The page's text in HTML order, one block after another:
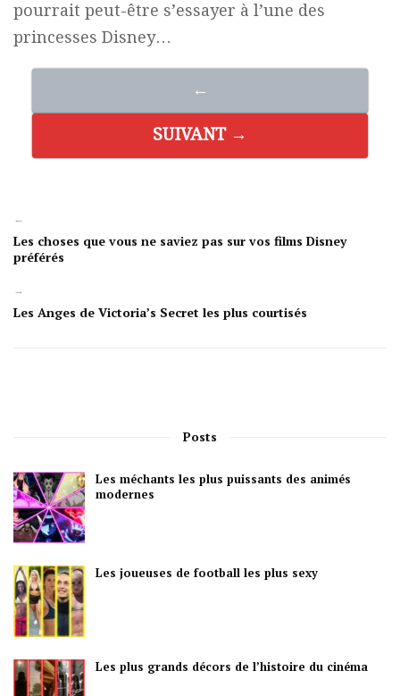
pourrait peut-être s’essayer à l’une des
princesses Disney…
←
SUIVANT →
←
Les choses que vous ne saviez pas sur vos films Disney
préférés
→
Les Anges de Victoria’s Secret les plus courtisés
Posts
Les méchants les plus puissants des animés
modernes
Les joueuses de football les plus sexy
Les plus grands décors de l’histoire du cinéma